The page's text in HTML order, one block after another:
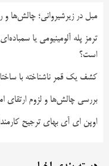
مبل در زیرشیروانی؛ چالش‌ها و
ترمز پله آلومینیومی یا
است؟
کشف یک قمر ناشناخته با
بررسی چالش‌ها و لزوم ارتقای
اوپن ای آی بهای ترجیح